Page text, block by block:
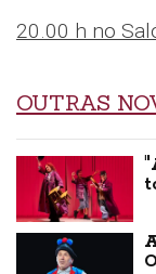
20.00 h no
OUTRAS